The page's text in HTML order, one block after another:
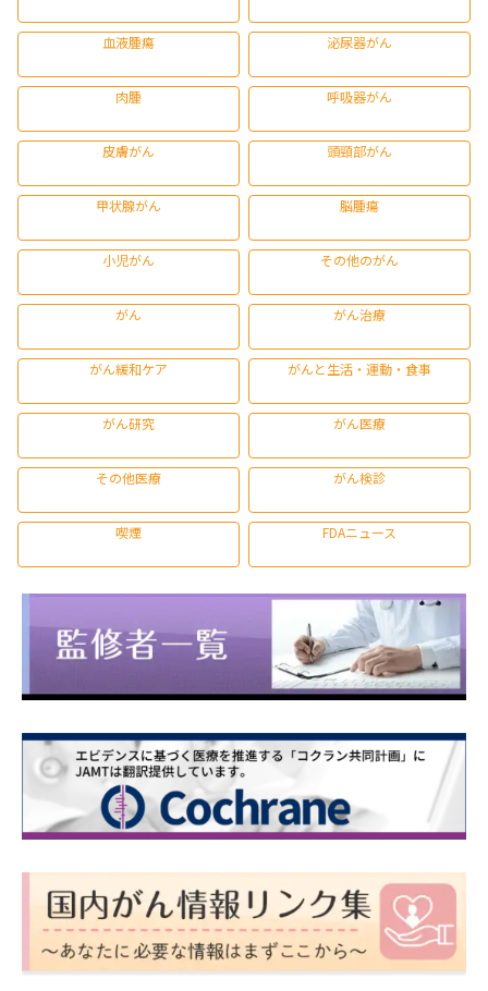
血液腫瘍 泌尿器がん
肉腫 呼吸器がん
皮膚がん 頭頸部がん
甲状腺がん 脳腫瘍
小児がん その他のがん
がん がん治療
がん緩和ケア がんと生活・運動・食事
がん研究 がん医療
その他医療 がん検診
喫煙 FDAニュース